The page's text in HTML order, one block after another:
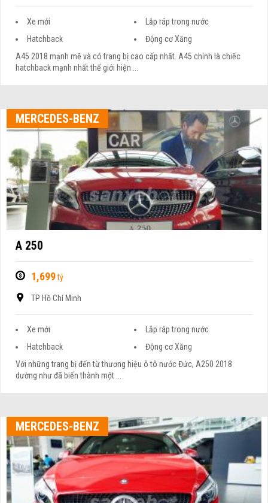
Xe mới
Lắp ráp trong nước
Hatchback
Động cơ Xăng
A45 2018 mạnh mẽ và có trang bị cao cấp nhất. A45 chính là chiếc
hatchback mạnh nhất thế giới hiện ...
MERCEDES-BENZ
A 250
1,699tỷ
TP Hồ Chí Minh
Xe mới
Lắp ráp trong nước
Hatchback
Động cơ Xăng
Với những trang bị đến từ thương hiệu ô tô nước Đức, A250 2018
dường như đã biến thành một ...
MERCEDES-BENZ